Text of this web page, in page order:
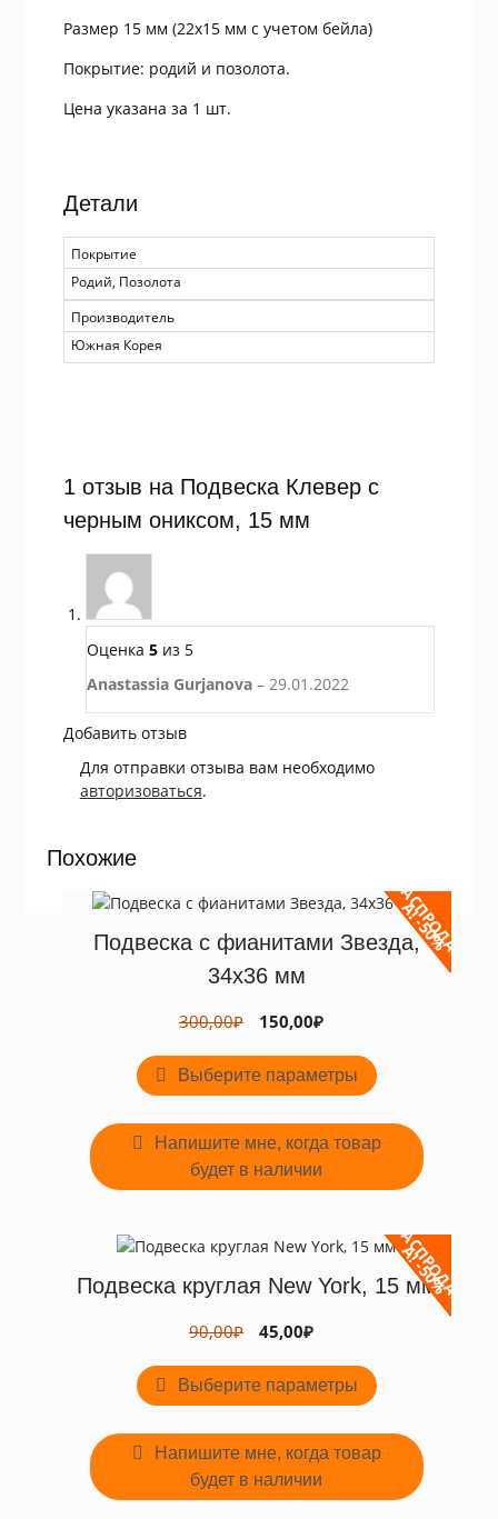
Размер 15 мм (22х15 мм с учетом бейла)
Покрытие: родий и позолота.
Цена указана за 1 шт.
Детали
Покрытие
Родий, Позолота
Производитель
Южная Корея
1 отзыв на Подвеска Клевер с
черным ониксом, 15 мм
Оценка 5из 5
Anastassia Gurjanova – 29.01.2022
Добавить отзыв
Для отправки отзыва вам необходимо
авторизоваться.
Похожие
Р
А
С
П
Р
О
Д
А
Ж
А
!
-
5
0
%
Подвеска с фианитами Звезда,
34х36 мм
300,00₽
Первоначальная
составляла
300,00₽.
150,00₽
150,00₽.
Выберите параметры
товар
несколько
вариаций.
Опции
можно
на
странице
товара.
Напишите мне, когда товар
будет в наличии
Р
А
С
П
Р
О
Д
А
Ж
А
!
-
5
0
%
Подвеска круглая New York, 15 мм
90,00₽
Первоначальная
составляла
90,00₽.
45,00₽
45,00₽.
Выберите параметры
товар
несколько
вариаций.
Опции
можно
Напишите мне, когда товар
будет в наличии